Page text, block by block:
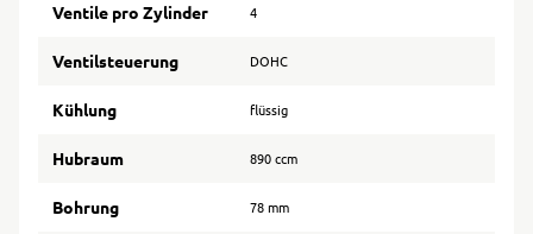
Ventile pro Zylinder 4
Ventilsteuerung DOHC
Kühlung flüssig
Hubraum 890 ccm
Bohrung 78 mm